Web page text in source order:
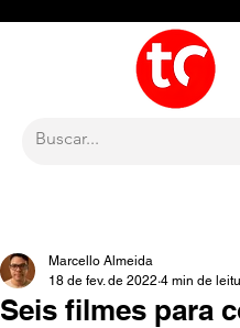
Seis filmes para
Marcello Almeida
18 de fev. de 2022 4 min de